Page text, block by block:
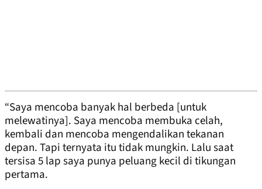
“Saya mencoba banyak hal berbeda [untuk
melewatinya]. Saya mencoba membuka celah,
kembali dan mencoba mengendalikan tekanan
depan. Tapi ternyata itu tidak mungkin. Lalu saat
tersisa 5 lap saya punya peluang kecil di tikungan
pertama.